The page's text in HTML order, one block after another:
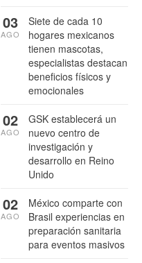
Siete de cada 10
hogares mexicanos
tienen mascotas,
especialistas destacan
beneficios físicos y
emocionales
03
AGO
GSK establecerá un
nuevo centro de
investigación y
desarrollo en Reino
Unido
02
AGO
México comparte con
Brasil experiencias en
preparación sanitaria
para eventos masivos
02
AGO